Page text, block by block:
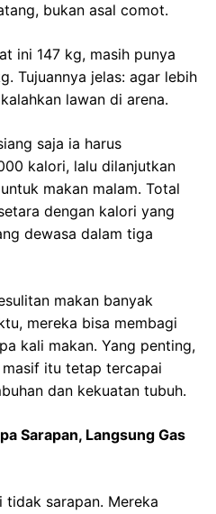
bukan asal comot.
ini 147 kg, masih punya
Tujuannya jelas: agar lebih
lawan di arena.
saja ia harus
kalori, lalu dilanjutkan
makan malam. Total
dengan kalori yang
dewasa dalam tiga
makan banyak
mereka bisa membagi
kali makan. Yang penting,
itu tetap tercapai
dan kekuatan tubuh.
Sarapan, Langsung Gas
tidak sarapan. Mereka